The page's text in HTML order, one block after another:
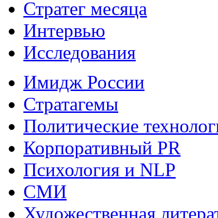
Стратег месяца
Интервью
Исследования
Имидж России
Стратагемы
Политические
Корпоративный PR
Психология и NLP
СМИ
Художественная